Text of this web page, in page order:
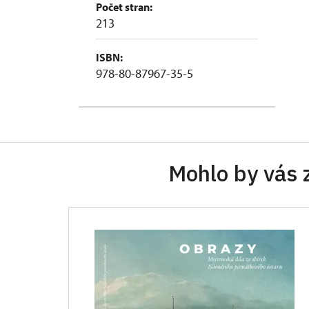
Počet stran:
213
ISBN:
978-80-87967-35-5
Mohlo by vás